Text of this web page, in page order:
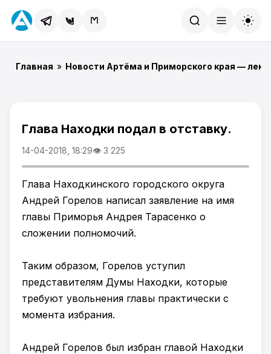
Главная » Новости Артёма и Приморского края —
Глава Находки подал в отставку.
14-04-2018, 18:29👁 3 225
Глава Находкинского городского округа
Андрей Горелов написал заявление на имя
главы Приморья Андрея Тарасенко о
сложении полномочий.
Таким образом, Горелов уступил
представителям Думы Находки, которые
требуют увольнения главы практически с
момента избрания.
Андрей Горелов был избран главой Находки